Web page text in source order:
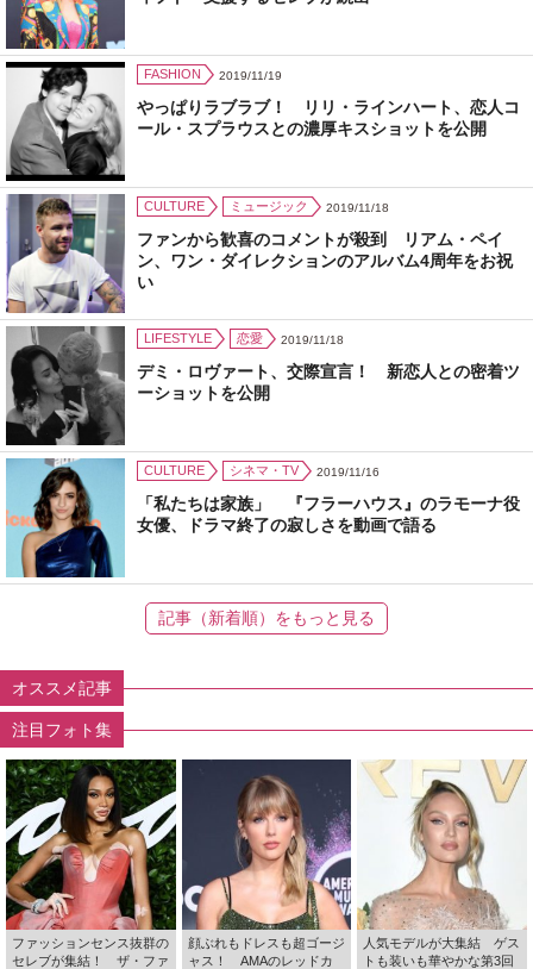
FASHION 2019/11/19
やっぱりラブラブ！ リリ・ラインハート、恋人コ
ール・スプラウスとの濃厚キスショットを公開
CULTURE ミュージック 2019/11/18
ファンから歓喜のコメントが殺到 リアム・ペイ
ン、ワン・ダイレクションのアルバム4周年をお祝
い
LIFESTYLE 恋愛 2019/11/18
デミ・ロヴァート、交際宣言！ 新恋人との密着ツ
ーショットを公開
CULTURE シネマ・TV 2019/11/16
「私たちは家族」 『フラーハウス』のラモーナ役
女優、ドラマ終了の寂しさを動画で語る
記事（新着順）をもっと見る
オススメ記事
注目フォト集
ファッションセンス抜群の
セレブが集結！ ザ・ファ
顔ぶれもドレスも超ゴージ
ャス！ AMAのレッドカ
人気モデルが大集結 ゲス
トも装いも華やかな第3回